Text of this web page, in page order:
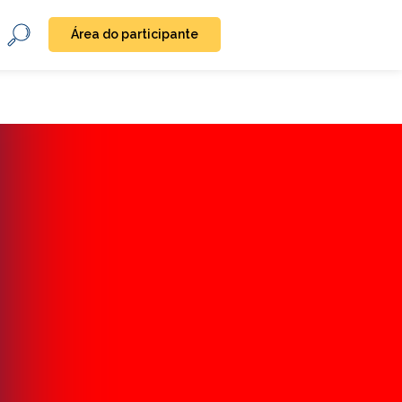
Área do participante